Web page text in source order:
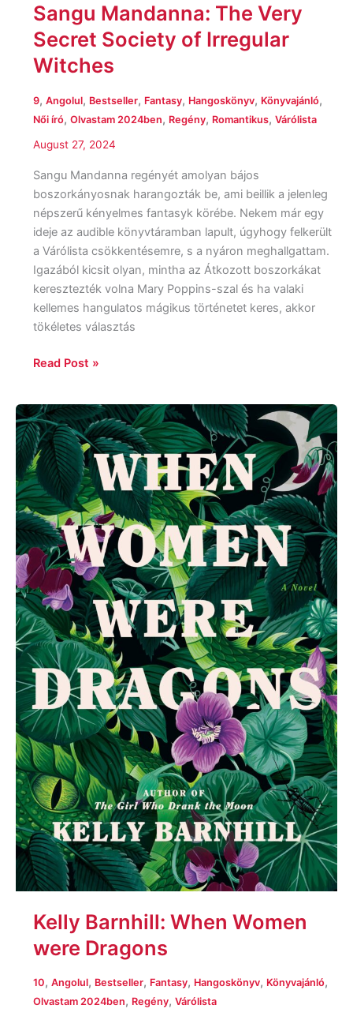
Sangu Mandanna: The Very
Secret Society of Irregular
Witches
9, Angolul, Bestseller, Fantasy, Hangoskönyv, Könyvajánló,
Női író, Olvastam 2024ben, Regény, Romantikus, Várólista
August 27, 2024
Sangu Mandanna regényét amolyan bájos
boszorkányosnak harangozták be, ami beillik a jelenleg
népszerű kényelmes fantasyk körébe. Nekem már egy
ideje az audible könyvtáramban lapult, úgyhogy felkerült
a Várólista csökkentésemre, s a nyáron meghallgattam.
Igazából kicsit olyan, mintha az Átkozott boszorkákat
keresztezték volna Mary Poppins-szal és ha valaki
kellemes hangulatos mágikus történetet keres, akkor
tökéletes választás
Read Post »
Kelly Barnhill: When Women
were Dragons
10, Angolul, Bestseller, Fantasy, Hangoskönyv, Könyvajánló,
Olvastam 2024ben, Regény, Várólista
Kelly
Barnhill:
When
Women
were
Dragons